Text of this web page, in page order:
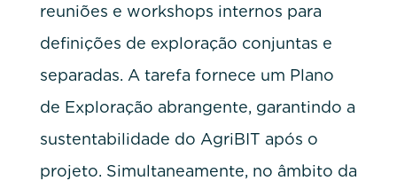
reuniões e workshops internos para
definições de exploração conjuntas e
separadas. A tarefa fornece um Plano
de Exploração abrangente, garantindo a
sustentabilidade do AgriBIT após o
projeto. Simultaneamente, no âmbito da